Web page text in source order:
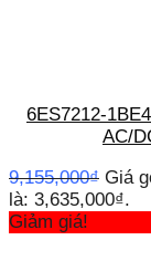
6ES7212-
AC/
9,155,000₫ Giá
là: 3,635,000₫.
Giảm giá!